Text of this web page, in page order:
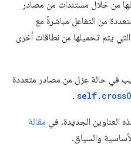
خلال مستندات من مصادر
من التفاعل مباشرةً مع
يتم تحميلها من نطاقات أخرى
حالة عزل من مصادر متعددة
.
الجديدة. في مقالة
والسياق.